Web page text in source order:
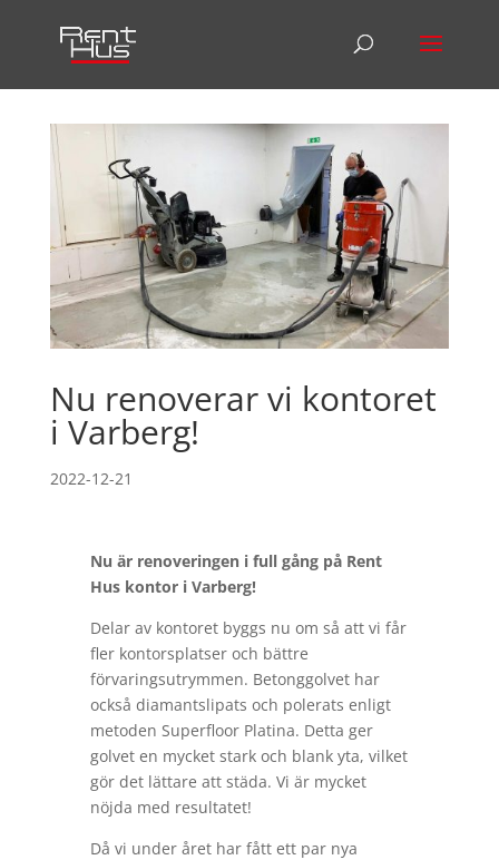
Nu renoverar vi kontoret
i Varberg!
2022-12-21
Nu är renoveringen i full gång på Rent
Hus kontor i Varberg!
Delar av kontoret byggs nu om så att vi får
fler kontorsplatser och bättre
förvaringsutrymmen. Betonggolvet har
också diamantslipats och polerats enligt
metoden Superfloor Platina. Detta ger
golvet en mycket stark och blank yta, vilket
gör det lättare att städa. Vi är mycket
nöjda med resultatet!
Då vi under året har fått ett par nya